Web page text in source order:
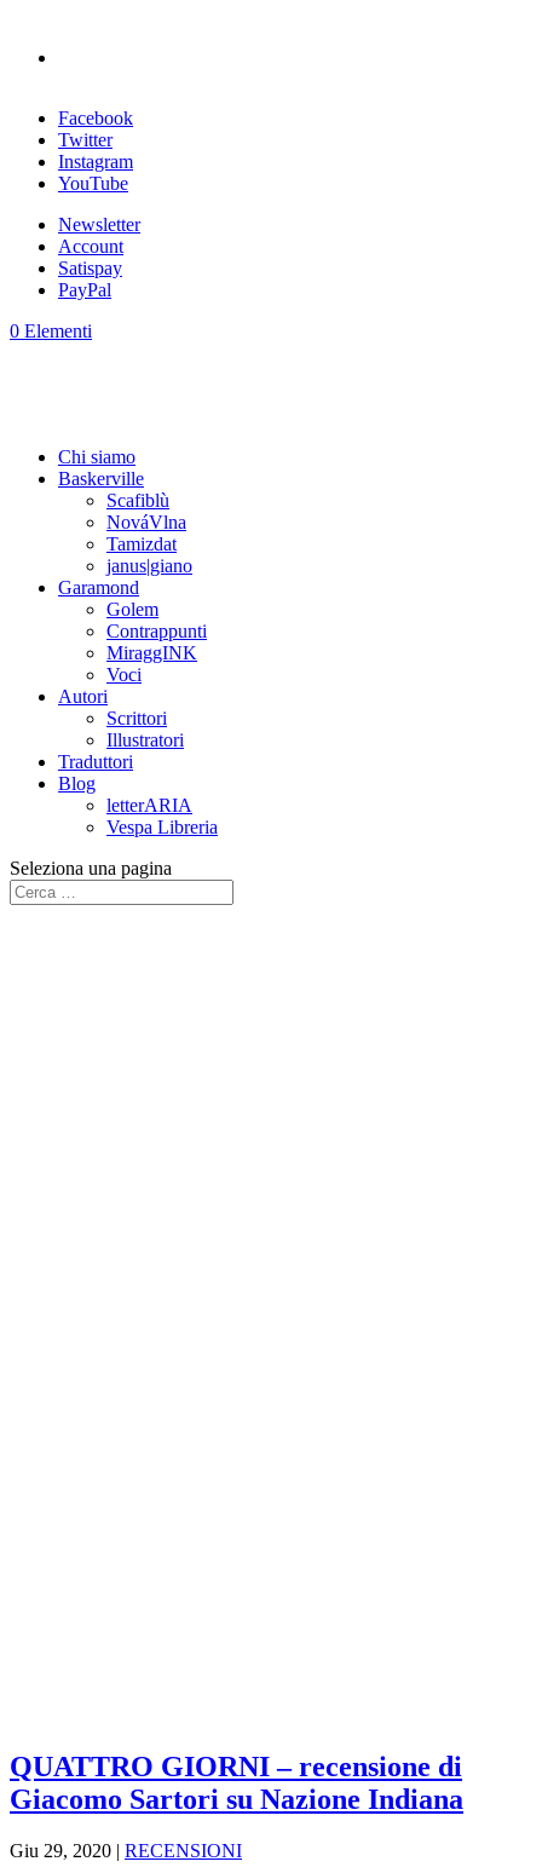
Facebook
Twitter
Instagram
YouTube
Newsletter
Account
Satispay
PayPal
0 Elementi
Chi siamo
Baskerville
Scafiblù
NováVlna
Tamizdat
janus|giano
Garamond
Golem
Contrappunti
MiraggINK
Voci
Autori
Scrittori
Illustratori
Traduttori
Blog
letterARIA
Vespa Libreria
Seleziona una pagina
QUATTRO GIORNI – recensione di
Giacomo Sartori su Nazione Indiana
Giu 29, 2020 | RECENSIONI